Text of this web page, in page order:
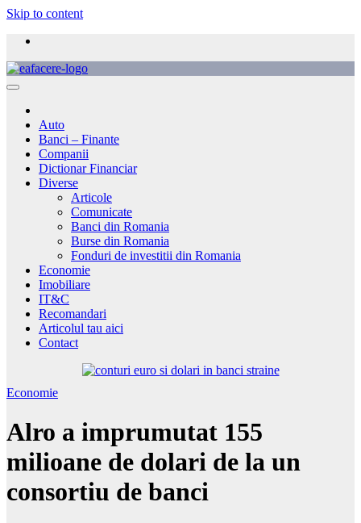
Skip to content
Auto
Banci – Finante
Companii
Dictionar Financiar
Diverse
Articole
Comunicate
Banci din Romania
Burse din Romania
Fonduri de investitii din Romania
Economie
Imobiliare
IT&C
Recomandari
Articolul tau aici
Contact
Economie
Alro a imprumutat 155
milioane de dolari de la un
consortiu de banci